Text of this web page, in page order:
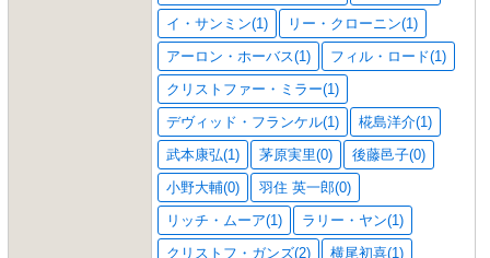
イ・サンミン(1)
リー・クローニン(1)
アーロン・ホーバス(1)
フィル・ロード(1)
クリストファー・ミラー(1)
デヴィッド・フランケル(1)
椛島洋介(1)
武本康弘(1)
茅原実里(0)
後藤邑子(0)
小野大輔(0)
羽住 英一郎(0)
リッチ・ムーア(1)
ラリー・ヤン(1)
クリストフ・ガンズ(2)
横尾初喜(1)